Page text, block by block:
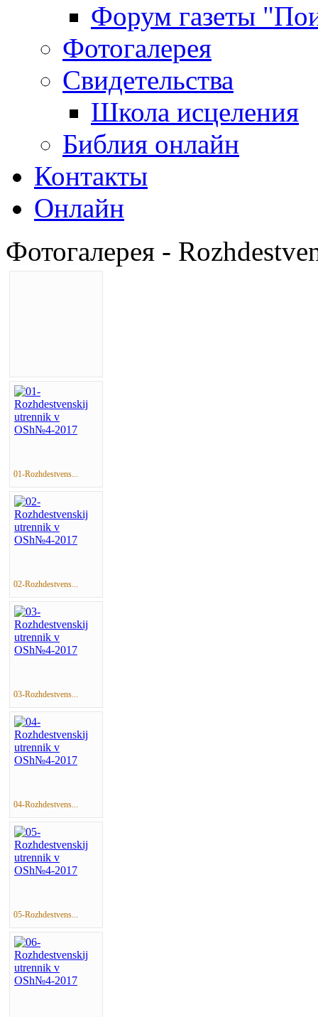
Форум газеты
Фотогалерея
Свидетельства
Школа исцеления
Библия онлайн
Контакты
Онлайн
Фотогалерея -
01-Rozhdestvens...
02-Rozhdestvens...
03-Rozhdestvens...
04-Rozhdestvens...
05-Rozhdestvens...